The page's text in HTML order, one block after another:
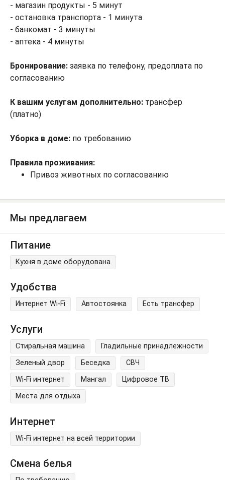
- магазин продукты - 5 минут
- остановка транспорта - 1 минута
- банкомат - 3 минуты
- аптека - 4 минуты
Бронирование: заявка по телефону, предоплата по
согласованию
К вашим услугам дополнительно: трансфер
(платно)
Уборка в доме: по требованию
Правила проживания:
Привоз животных по согласованию
Мы предлагаем
Питание
Кухня в доме оборудована
Удобства
Интернет Wi-Fi Автостоянка Есть трансфер
Услуги
Стиральная машина
Гладильные принадлежности
Зеленый двор
Беседка
СВЧ
Wi-Fi интернет
Мангал
Цифровое ТВ
Места для отдыха
Интернет
Wi-Fi интернет на всей территории
Смена белья